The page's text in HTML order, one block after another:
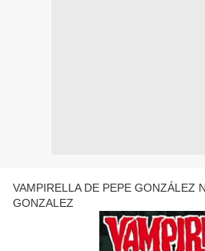
VAMPIRELLA DE PEPE GONZÁLEZ
GONZALEZ